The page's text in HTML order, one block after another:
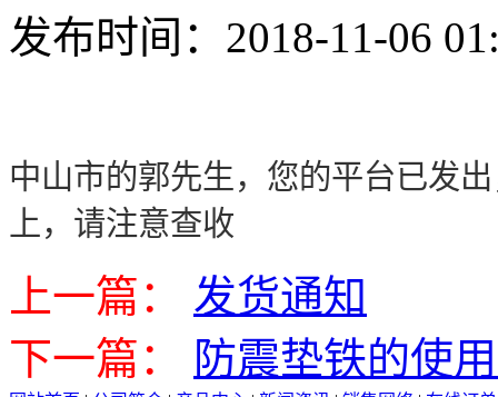
发布时间：2018-11-06
中山市的郭先生，您的平台已发
上，请注意查收
上一篇：
发货通知
下一篇：
防震垫铁的使